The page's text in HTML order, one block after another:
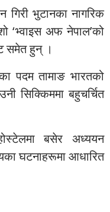
गिरी भुटानका नागरिक
‘भ्वाइस अफ नेपाल’को
समेत हुन् ।
पदम तामाङ भारतको
सिक्किममा बहुचर्चित
बसेर अध्ययन
घटनाहरूमा आधारित